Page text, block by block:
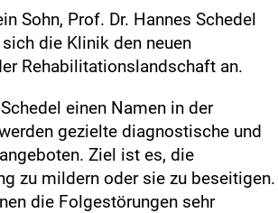
Sohn, Prof. Dr. Hannes Schedel
die Klinik den neuen
Rehabilitationslandschaft an.
einen Namen in der
gezielte diagnostische und
Ziel ist es, die
zu mildern oder sie zu beseitigen.
die Folgestörungen sehr